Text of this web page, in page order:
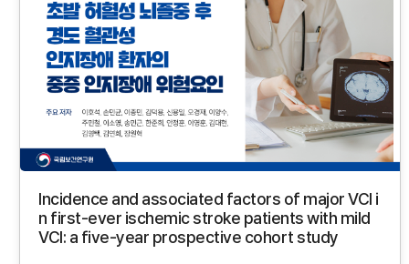
Incidence and associated factors of major VCI i
n first-ever ischemic stroke patients with mild
VCI: a five-year prospective cohort study